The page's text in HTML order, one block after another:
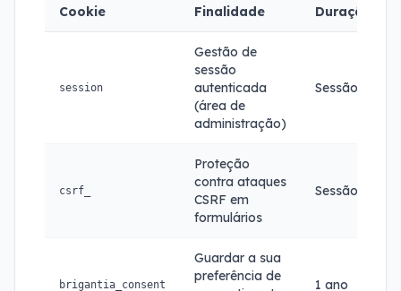
Cookie Finalidade Duração
session
Gestão de
sessão
autenticada
(área de
administração)
Sessão
csrf_
Proteção
contra ataques
CSRF em
formulários
Sessão
brigantia_consent
Guardar a sua
preferência de
1 ano